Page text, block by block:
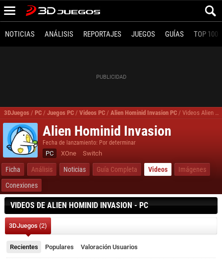
NOTICIAS ANÁLISIS REPORTAJES JUEGOS GUÍAS TOP 100
3DJuegos / PC / Juegos PC / Videos PC / Alien Hominid Invasion PC / Videos Alien Hominid Invasion
Alien Hominid Invasion
Fecha de lanzamiento: Por determinar
PC XOne Switch
Ficha Análisis Noticias Guía Completa Videos
Imágenes
Conexiones
VIDEOS DE ALIEN HOMINID INVASION - PC
3DJuegos (2)
Recientes Populares Valoración Usuarios